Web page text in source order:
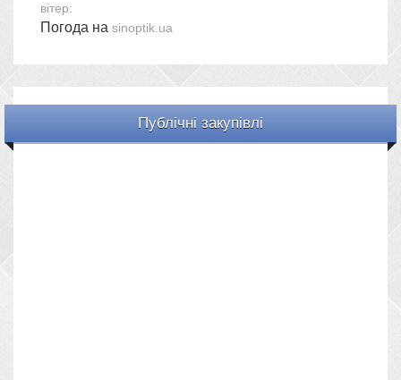
вітер:
Погода на sinoptik.ua
Публічні закупівлі